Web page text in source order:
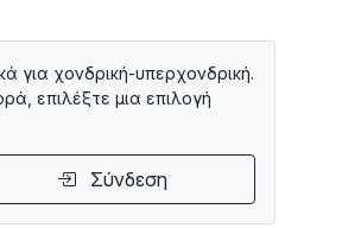
για χονδρική-υπερχονδρική.
επιλέξτε μια επιλογή
Σύνδεση